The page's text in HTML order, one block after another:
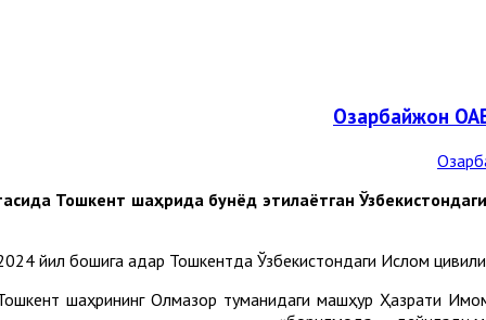
Озарбайжон
Тошкент шаҳрида бунёд этилаётган
йил бошига қадар Тошкентда Ўзбекистондаги Ислом
шаҳрининг Олмазор туманидаги машҳур Ҳазрати